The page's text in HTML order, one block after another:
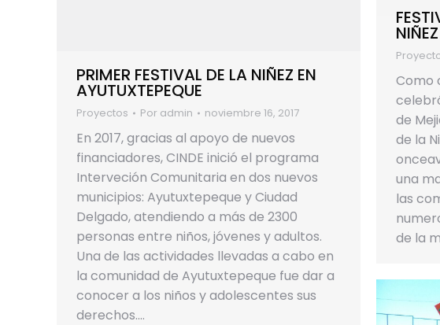
PRIMER FESTIVAL DE LA NIÑEZ EN
AYUTUXTEPEQUE
Proyectos Por admin noviembre 16, 2017
En 2017, gracias al apoyo de nuevos
financiadores, CINDE inició el programa
Interveción Comunitaria en dos nuevos
municipios: Ayutuxtepeque y Ciudad
Delgado, atendiendo a más de 2300
personas entre niños, jóvenes y adultos.
Una de las actividades llevadas a cabo en
la comunidad de Ayutuxtepeque fue dar a
conocer a los niños y adolescentes sus
derechos.…
Como
de
de la
una
las
de la